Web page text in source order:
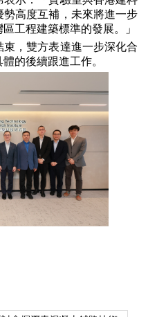
高度互補，未來將進一步
工程建築標準的發展。」
，雙方表達進一步深化合
的後續跟進工作。